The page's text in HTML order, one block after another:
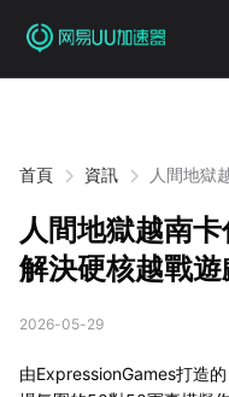
首頁 資訊
人間地獄
人間地獄越南
解決硬核越戰遊
2026-05-29
由ExpressionGames打造